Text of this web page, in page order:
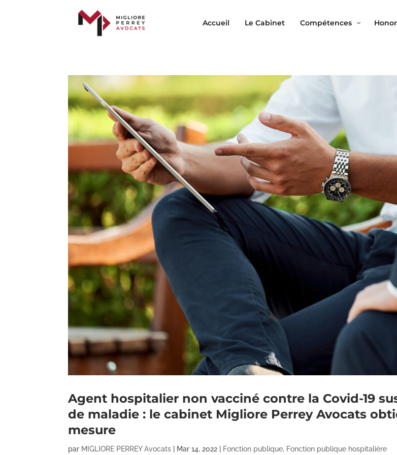
Accueil Le Cabinet Compétences
Agent hospitalier non vacciné contre la Covid-19
de maladie : le cabinet Migliore Perrey Avocats
mesure
par MIGLIORE PERREY Avocats Mar 14, 2022 Fonction publique, Fonction publique hospitalière